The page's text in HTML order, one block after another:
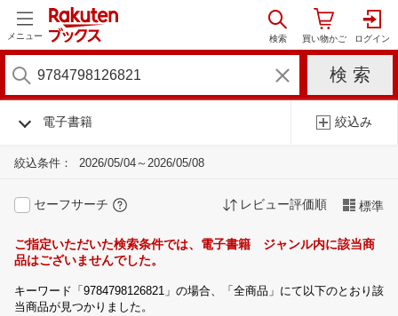
メニュー
電子書籍 絞込み
絞込条件： 2026/05/04～2026/05/08
セーフサーチ レビュー評価順 標準
ご指定いただいた検索条件では、電子書籍 ジャンル内に該当商
品はございませんでした。
キーワード「9784798126821」の場合、「全商品」にて以下のとおり該
当商品が見つかりました。